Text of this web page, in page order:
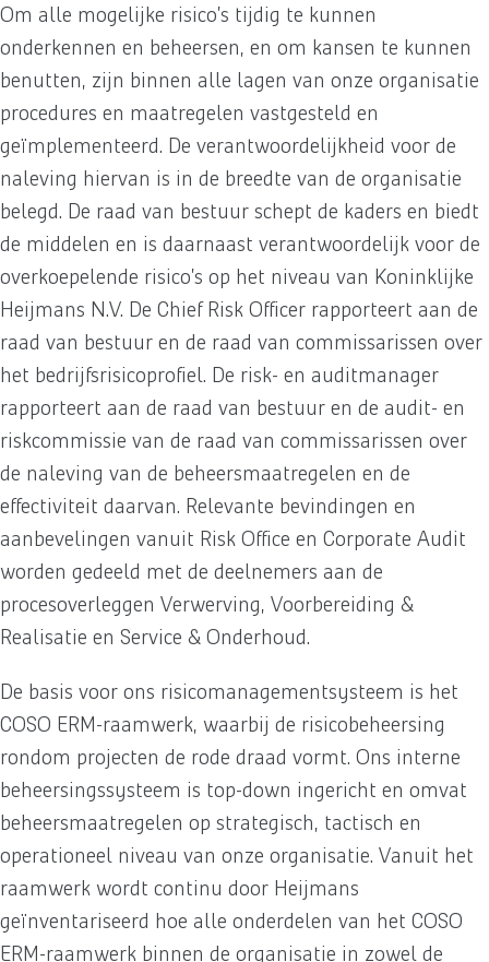
Om alle mogelijke risico’s tijdig te kunnen
onderkennen en beheersen, en om kansen te kunnen
benutten, zijn binnen alle lagen van onze organisatie
procedures en maatregelen vastgesteld en
geïmplementeerd. De verantwoordelijkheid voor de
naleving hiervan is in de breedte van de organisatie
belegd. De raad van bestuur schept de kaders en biedt
de middelen en is daarnaast verantwoordelijk voor de
overkoepelende risico’s op het niveau van Koninklijke
Heijmans N.V. De Chief Risk Officer rapporteert aan de
raad van bestuur en de raad van commissarissen over
het bedrijfsrisicoprofiel. De risk- en auditmanager
rapporteert aan de raad van bestuur en de audit- en
riskcommissie van de raad van commissarissen over
de naleving van de beheersmaatregelen en de
effectiviteit daarvan. Relevante bevindingen en
aanbevelingen vanuit Risk Office en Corporate Audit
worden gedeeld met de deelnemers aan de
procesoverleggen Verwerving, Voorbereiding &
Realisatie en Service & Onderhoud.
De basis voor ons risicomanagementsysteem is het
COSO ERM-raamwerk, waarbij de risicobeheersing
rondom projecten de rode draad vormt. Ons interne
beheersingssysteem is top-down ingericht en omvat
beheersmaatregelen op strategisch, tactisch en
operationeel niveau van onze organisatie. Vanuit het
raamwerk wordt continu door Heijmans
geïnventariseerd hoe alle onderdelen van het COSO
ERM-raamwerk binnen de organisatie in zowel de